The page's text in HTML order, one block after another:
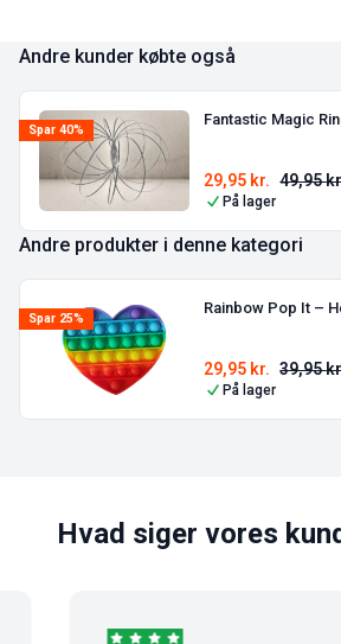
Andre kunder købte også
Spar 40%
Fantastic Magic
49,95
29,95 kr.
På lager
Andre produkter i denne kategori
Spar 25%
Rainbow Pop It –
39,95
29,95 kr.
På lager
Hvad siger vores